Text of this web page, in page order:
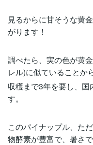
見るからに甘そうな黄
がります！
調べたら、実の色が黄
レル)に似ていることか
収穫まで3年を要し、
す。
このパイナップル、た
物酵素が豊富で、暑さ